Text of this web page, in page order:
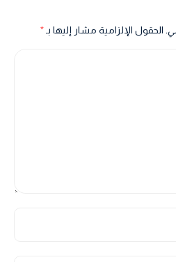
الحقول الإلزامية مشار إليها بـ